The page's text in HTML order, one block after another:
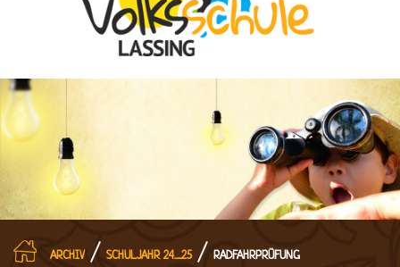
ARCHIV/ SCHULJAHR 24_25/ RADFAHRPRÜFUNG